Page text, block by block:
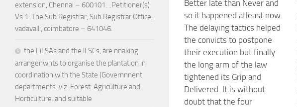
Better late than Never and
so it happened atleast now.
The delaying tactics helped
the convicts to postpone
their execution but finally
the long arm of the law
tightened its Grip and
Delivered. It is without
doubt that the four
extension, Chennai – 600101. ..Petitioner(s)
Vs 1. The Sub Registrar, Sub Registrar Office,
vadavalli, coimbatore – 641046.
the L)LSAs and the lLSCs, are nnaking
arrangenwnts to organise the plantation in
coordination with the State (Governnnent
departments. viz. Forest. Agriculture and
Horticulture. and suitable